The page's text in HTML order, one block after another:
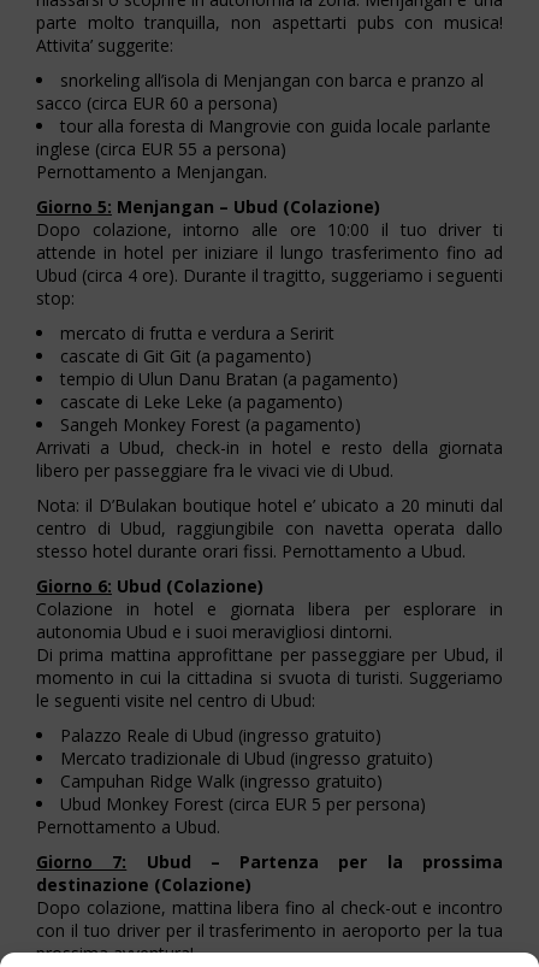
parte molto tranquilla, non aspettarti pubs con musica!
Attivita’ suggerite:
snorkeling all’isola di Menjangan con barca e pranzo al
sacco (circa EUR 60 a persona)
tour alla foresta di Mangrovie con guida locale parlante
inglese (circa EUR 55 a persona)
Pernottamento a Menjangan.
Giorno 5: Menjangan – Ubud (Colazione)
Dopo colazione, intorno alle ore 10:00 il tuo driver ti
attende in hotel per iniziare il lungo trasferimento fino ad
Ubud (circa 4 ore). Durante il tragitto, suggeriamo i seguenti
stop:
mercato di frutta e verdura a Seririt
cascate di Git Git (a pagamento)
tempio di Ulun Danu Bratan (a pagamento)
cascate di Leke Leke (a pagamento)
Sangeh Monkey Forest (a pagamento)
Arrivati a Ubud, check-in in hotel e resto della giornata
libero per passeggiare fra le vivaci vie di Ubud.
Nota: il D’Bulakan boutique hotel e’ ubicato a 20 minuti dal
centro di Ubud, raggiungibile con navetta operata dallo
stesso hotel durante orari fissi. Pernottamento a Ubud.
Giorno 6: Ubud (Colazione)
Colazione in hotel e giornata libera per esplorare in
autonomia Ubud e i suoi meravigliosi dintorni.
Di prima mattina approfittane per passeggiare per Ubud, il
momento in cui la cittadina si svuota di turisti. Suggeriamo
le seguenti visite nel centro di Ubud:
Palazzo Reale di Ubud (ingresso gratuito)
Mercato tradizionale di Ubud (ingresso gratuito)
Campuhan Ridge Walk (ingresso gratuito)
Ubud Monkey Forest (circa EUR 5 per persona)
Pernottamento a Ubud.
Giorno 7: Ubud – Partenza per la prossima
destinazione (Colazione)
Dopo colazione, mattina libera fino al check-out e incontro
con il tuo driver per il trasferimento in aeroporto per la tua
prossima avventura!